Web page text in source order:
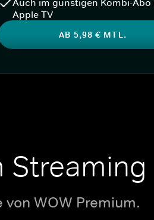
Apple TV
AB 5,98 € MTL.
WOW Premium.